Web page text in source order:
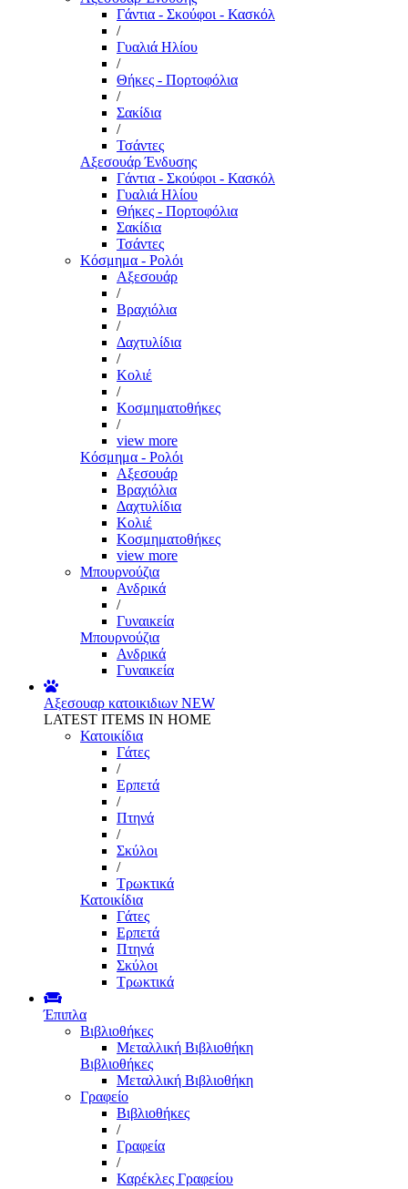
Γάντια - Σκούφοι - Κασκόλ
/
Γυαλιά Ηλίου
/
Θήκες - Πορτοφόλια
/
Σακίδια
/
Τσάντες
Αξεσουάρ Ένδυσης
Γάντια - Σκούφοι - Κασκόλ
Γυαλιά Ηλίου
Θήκες - Πορτοφόλια
Σακίδια
Τσάντες
Κόσμημα - Ρολόι
Αξεσουάρ
/
Βραχιόλια
/
Δαχτυλίδια
/
Κολιέ
/
Κοσμηματοθήκες
/
view more
Κόσμημα - Ρολόι
Αξεσουάρ
Βραχιόλια
Δαχτυλίδια
Κολιέ
Κοσμηματοθήκες
view more
Μπουρνούζια
Ανδρικά
/
Γυναικεία
Μπουρνούζια
Ανδρικά
Γυναικεία
Αξεσουαρ κατοικιδιων NEW
LATEST ITEMS IN HOME
Κατοικίδια
Γάτες
/
Ερπετά
/
Πτηνά
/
Σκύλοι
/
Τρωκτικά
Κατοικίδια
Γάτες
Ερπετά
Πτηνά
Σκύλοι
Τρωκτικά
Έπιπλα
Βιβλιοθήκες
Μεταλλική Βιβλιοθήκη
Βιβλιοθήκες
Μεταλλική Βιβλιοθήκη
Γραφείο
Βιβλιοθήκες
/
Γραφεία
/
Καρέκλες Γραφείου